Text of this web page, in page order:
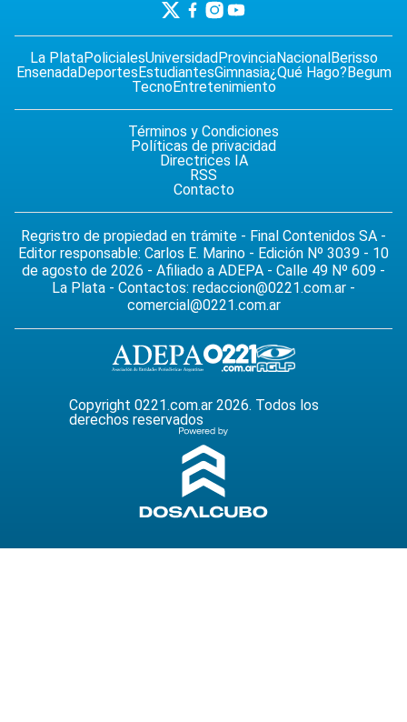
La PlataPolicialesUniversidadProvinciaNacionalBerisso
EnsenadaDeportesEstudiantesGimnasia¿Qué Hago?Begum
TecnoEntretenimiento
Términos y Condiciones
Políticas de privacidad
Directrices IA
RSS
Contacto
Regristro de propiedad en trámite - Final Contenidos SA -
Editor responsable: Carlos E. Marino - Edición Nº 3039 - 10
de agosto de 2026 - Afiliado a ADEPA - Calle 49 Nº 609 -
La Plata - Contactos: redaccion@0221.com.ar -
comercial@0221.com.ar
Copyright 0221.com.ar 2026. Todos los
derechos reservados